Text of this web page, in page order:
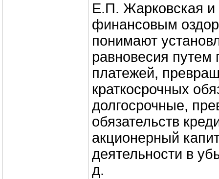
Е.П. Жарковская
финансовым
понимают
равновесия путем
платежей,
краткосрочных
долгосрочные,
обязательств
акционерный
деятельности в
д.